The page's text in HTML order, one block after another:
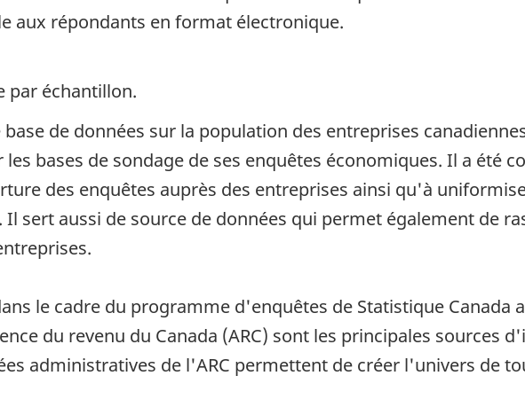
aux répondants en format électronique.
par échantillon.
de données sur la population des entreprises
bases de sondage de ses enquêtes économiques. Il a été
des enquêtes auprès des entreprises ainsi qu'à
sert aussi de source de données qui permet également de
le cadre du programme d'enquêtes de Statistique Canada
du revenu du Canada (ARC) sont les principales sources
administratives de l'ARC permettent de créer l'univers de